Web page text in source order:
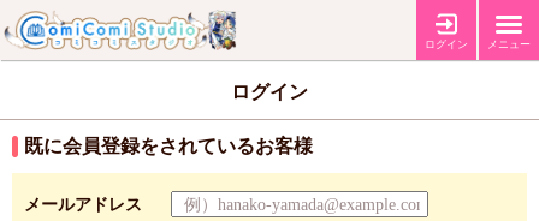
ログイン メニュー
ログイン
既に会員登録をされているお客様
メールアドレス